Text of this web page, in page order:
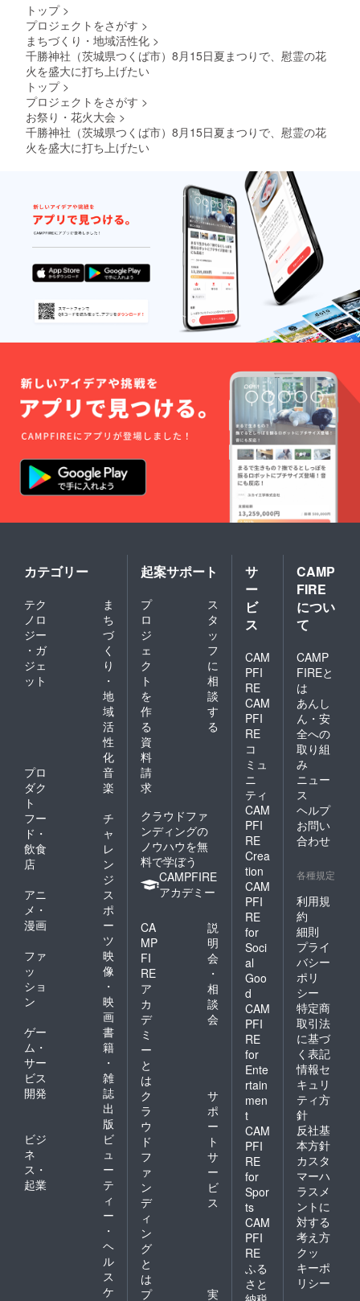
トップ >
プロジェクトをさがす >
まちづくり・地域活性化 >
千勝神社（茨城県つくば市）8月15日夏まつりで、慰霊の花
火を盛大に打ち上げたい
トップ >
プロジェクトをさがす >
お祭り・花火大会 >
千勝神社（茨城県つくば市）8月15日夏まつりで、慰霊の花
火を盛大に打ち上げたい
カテゴリー
テク
ノロ
ジー
・ガ
ジェ
ット
ま
ち
づ
く
り
・
地
域
活
性
化
プロ
ダク
ト
音
楽
フー
ド・
飲食
店
チ
ャ
レ
ン
ジ
アニ
メ・
漫画
ス
ポ
ー
ツ
ファ
ッ
ショ
ン
映
像
・
映
画
ゲー
ム・
サー
ビス
開発
書
籍
・
雑
誌
出
版
ビジ
ネ
ス・
起業
ビ
ュ
ー
テ
ィ
ー
・
ヘ
ル
ス
ケ
起案サポート
プ
ロ
ジ
ェ
ク
ト
を
作
る
ス
タ
ッ
フ
に
相
談
す
る
資
料
請
求
クラウドファ
ンディングの
ノウハウを無
料で学ぼう
CAMPFIRE
アカデミー
CA
MP
FI
RE
ア
カ
デ
ミ
ー
と
は
説
明
会
・
相
談
会
ク
ラ
ウ
ド
フ
ァ
ン
デ
ィ
ン
グ
と
は
サ
ポ
ー
ト
サ
ー
ビ
ス
プ
実
サ
ー
ビ
ス
CAM
PFI
RE
CAM
PFI
RE
コ
ミュ
ニ
ティ
CAM
PFI
RE
Crea
tion
CAM
PFI
RE
for
Soci
al
Goo
d
CAM
PFI
RE
for
Ente
rtain
men
t
CAM
PFI
RE
for
Spor
ts
CAM
PFI
RE
ふる
さと
CAMP
FIRE
につい
て
CAMP
FIREと
は
あんし
ん・安
全への
取り組
み
ニュー
ス
ヘルプ
お問い
合わせ
各種規定
利用規
約
細則
プライ
バシー
ポリ
シー
特定商
取引法
に基づ
く表記
情報セ
キュリ
ティ方
針
反社基
本方針
カスタ
マーハ
ラスメ
ントに
対する
考え方
クッ
キーポ
リシー